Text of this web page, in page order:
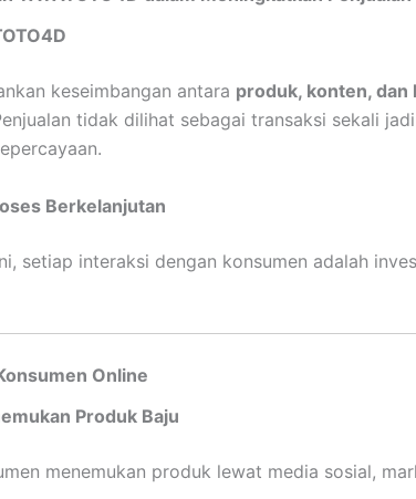
keseimbangan antara produk, konten, dan
tidak dilihat sebagai transaksi sekali
Berkelanjutan
setiap interaksi dengan konsumen adalah
Online
Produk Baju
menemukan produk lewat media sosial,